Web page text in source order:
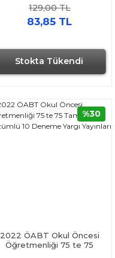
Stokta Tükendi
Deneme Yargı Yayınları
129,00 TL
83,85 TL
2022 ÖABT Okul Öncesi
Öğretmenliği 75 te 75
%30